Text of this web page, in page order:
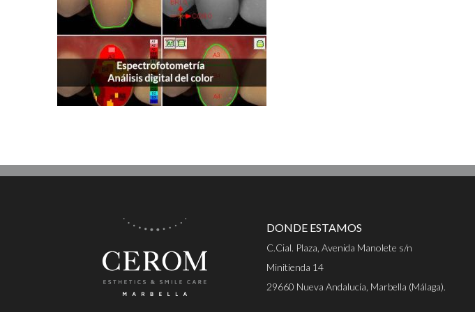
DONDE ESTAMOS
C.Cial. Plaza, Avenida Manolete s/n
Minitienda 14
29660 Nueva Andalucía, Marbella (Málaga).